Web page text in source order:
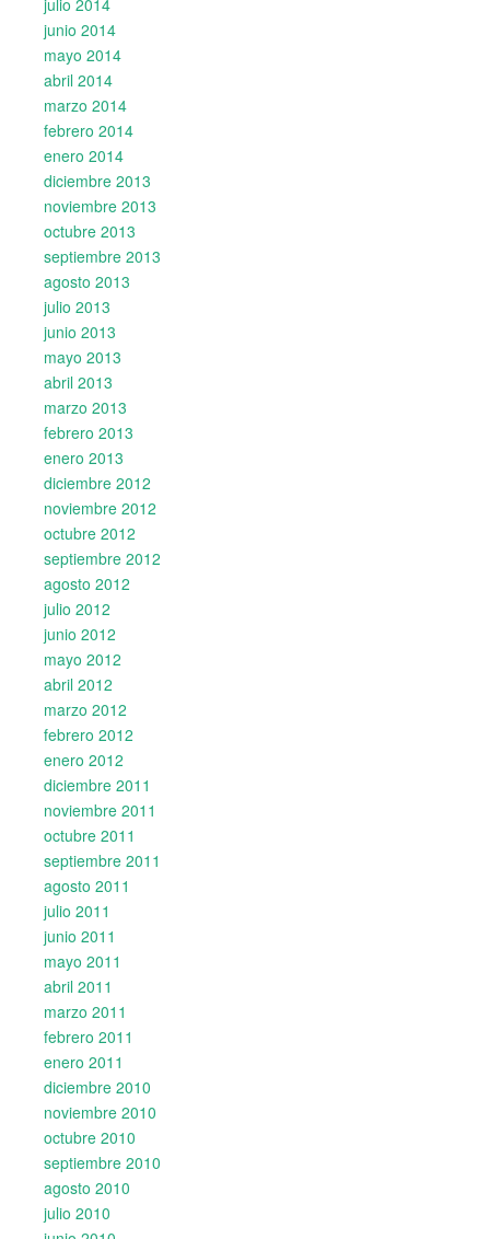
junio 2014
mayo 2014
abril 2014
marzo 2014
febrero 2014
enero 2014
diciembre 2013
noviembre 2013
octubre 2013
septiembre 2013
agosto 2013
julio 2013
junio 2013
mayo 2013
abril 2013
marzo 2013
febrero 2013
enero 2013
diciembre 2012
noviembre 2012
octubre 2012
septiembre 2012
agosto 2012
julio 2012
junio 2012
mayo 2012
abril 2012
marzo 2012
febrero 2012
enero 2012
diciembre 2011
noviembre 2011
octubre 2011
septiembre 2011
agosto 2011
julio 2011
junio 2011
mayo 2011
abril 2011
marzo 2011
febrero 2011
enero 2011
diciembre 2010
noviembre 2010
octubre 2010
septiembre 2010
agosto 2010
julio 2010